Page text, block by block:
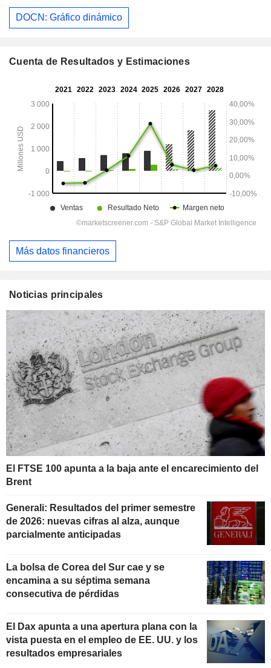
DOCN: Gráfico dinámico
Cuenta de Resultados y Estimaciones
Más datos financieros
Noticias principales
El FTSE 100 apunta a la baja ante el encarecimiento del
Brent
Generali: Resultados del primer semestre
de 2026: nuevas cifras al alza, aunque
parcialmente anticipadas
La bolsa de Corea del Sur cae y se
encamina a su séptima semana
consecutiva de pérdidas
El Dax apunta a una apertura plana con la
vista puesta en el empleo de EE. UU. y los
resultados empresariales